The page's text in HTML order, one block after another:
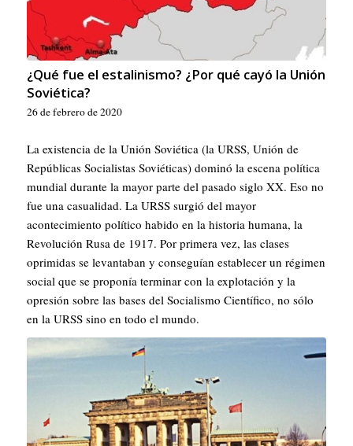
¿Qué fue el estalinismo? ¿Por qué cayó la Unión
Soviética?
26 de febrero de 2020
La existencia de la Unión Soviética (la URSS, Unión de
Repúblicas Socialistas Soviéticas) dominó la escena política
mundial durante la mayor parte del pasado siglo XX. Eso no
fue una casualidad. La URSS surgió del mayor
acontecimiento político habido en la historia humana, la
Revolución Rusa de 1917. Por primera vez, las clases
oprimidas se levantaban y conseguían establecer un régimen
social que se proponía terminar con la explotación y la
opresión sobre las bases del Socialismo Científico, no sólo
en la URSS sino en todo el mundo.